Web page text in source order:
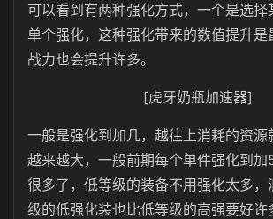
可以看到有两种强化方式，一个是选
单个强化，这种强化带来的数值提升是
战力也会提升许多。
[虎牙奶瓶加速器]
一般是强化到加几，越往上消耗的资源
越来越大，一般前期每个单件强化到
很多了，低等级的装备不用强化太多，
级的低强化装也比低等级的高强要好许